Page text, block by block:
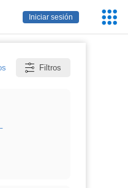
Iniciar sesión
Filtros